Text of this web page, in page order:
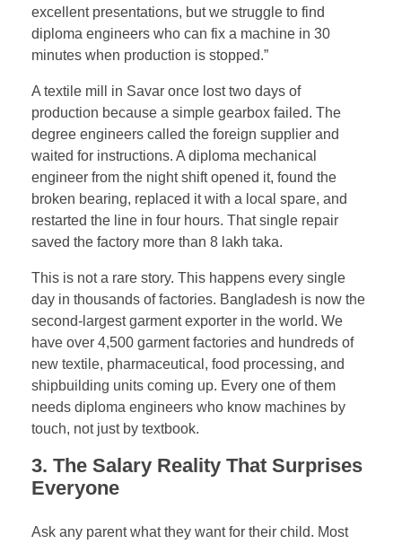
excellent presentations, but we struggle to find
diploma engineers who can fix a machine in 30
minutes when production is stopped.”
A textile mill in Savar once lost two days of
production because a simple gearbox failed. The
degree engineers called the foreign supplier and
waited for instructions. A diploma mechanical
engineer from the night shift opened it, found the
broken bearing, replaced it with a local spare, and
restarted the line in four hours. That single repair
saved the factory more than 8 lakh taka.
This is not a rare story. This happens every single
day in thousands of factories. Bangladesh is now the
second-largest garment exporter in the world. We
have over 4,500 garment factories and hundreds of
new textile, pharmaceutical, food processing, and
shipbuilding units coming up. Every one of them
needs diploma engineers who know machines by
touch, not just by textbook.
3. The Salary Reality That Surprises
Everyone
Ask any parent what they want for their child. Most